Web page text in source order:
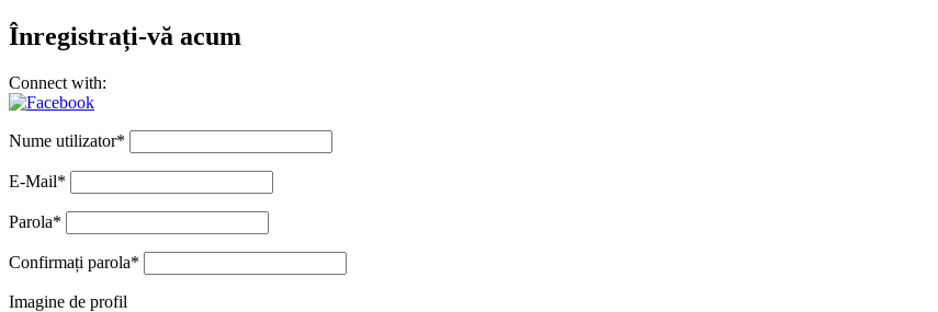
Înregistrați-vă acum
Connect with:
Nume utilizator*
E-Mail*
Parola*
Confirmați parola*
Imagine de profil